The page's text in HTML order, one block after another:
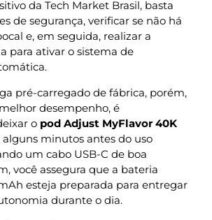
da Tech Market Brasil, basta
de segurança, verificar se não há
e, em seguida, realizar a
para ativar o sistema de
pré-carregado de fábrica, porém,
desempenho, é
o pod Adjust MyFlavor 40K
minutos antes do uso
um cabo USB-C de boa
você assegura que a bateria
esteja preparada para entregar
durante o dia.